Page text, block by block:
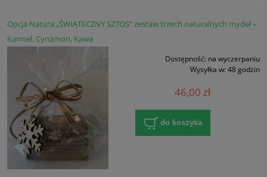
Opcja Natura „ŚWIĄTECZNY SZTOS” zestaw trzech naturalnych mydeł –
Karmel, Cynamon, Kawa
Dostępność: na wyczerpaniu
Wysyłka w: 48 godzin
46,00 zł
do koszyka